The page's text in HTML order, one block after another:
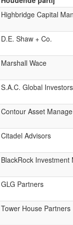
Highbridge Capital
D.E. Shaw + Co.
Marshall Wace
S.A.C. Global Investors
Contour Asset
Citadel Advisors
BlackRock Investment
GLG Partners
Tower House Partners